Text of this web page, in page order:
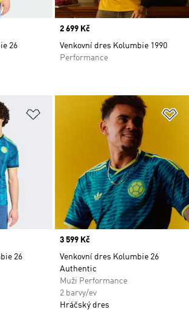
26
Price
2 699 Kč
Venkovní dres Kolumbie 1990
Performance
Přidat do seznamu přání
26
Price
3 599 Kč
Venkovní dres Kolumbie 26
Authentic
Muži Performance
2 barvy/ev
Hráčský dres